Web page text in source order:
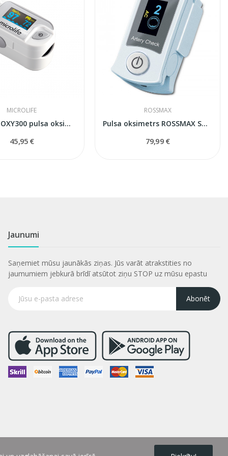
MICROLIFE
Microlife OXY300 pulsa oksimetrs
45,95 €
ROSSMAX
Pulsa oksimetrs ROSSMAX SB200
79,99 €
Jaunumi
Saņemiet mūsu jaunākās ziņas. Jūs varāt atrakstities no
jaumumiem jebkurā brīdī atsūtot ziņu STOP uz mūsu epastu
Abonēt